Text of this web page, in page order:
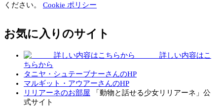
ください。 Cookie ポリシー
お気に入りのサイト
詳しい内容はこ
ちらから
タニヤ・シュテーブナーさんのHP
マルギット・アウアーさんのHP
リリアーネのお部屋 「動物と話せる少女リリアーネ」公
式サイト